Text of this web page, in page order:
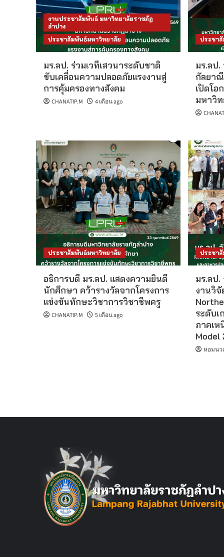
งานประชาสัมพันธ์ มหาวิทยาลัยราชภัฏ
ลำปาง
ประชาสัมพันธ์มหาวิทยาลัย
มร.ลป. ร่วมเวทีเสวนาระดับชาติ
ขับเคลื่อนความปลอดภัยแรงงานสู่
การคุ้มครองทางสังคม
CHANATIP.M 4 เดือน ago
ประชา
มร.ลป.
กัลยาณี
เปิดโอ
มหาวิ
ประชาสัมพันธ์มหาวิทยาลัย
อธิการบดี มร.ลป. แสดงความยินดี
นักศึกษา คว้ารางวัลจากโครงการ
แข่งขันทักษะวิชาการวิชาชีพครู
CHANATIP.M 5 เดือน ago
ประชา
มร.ลป.
งานวิจั
ระดับเ
ภาคเห
Model
หอมนว